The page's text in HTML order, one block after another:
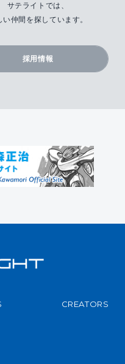
サテライトでは、
い仲間を探しています。
採用情報
CREATORS